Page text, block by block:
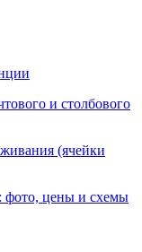
и столбового
(ячейки
фото, цены и схемы